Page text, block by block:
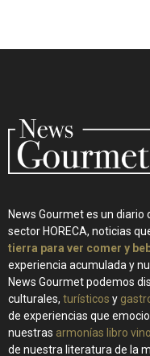
News Gourmet es un diario
sector HORECA, noticias
tierra para ver comer y
experiencia acumulada y
News Gourmet podemos
culturales, turísticos y
de experiencias que
nuestras armonías libro vino
de nuestra literatura de la